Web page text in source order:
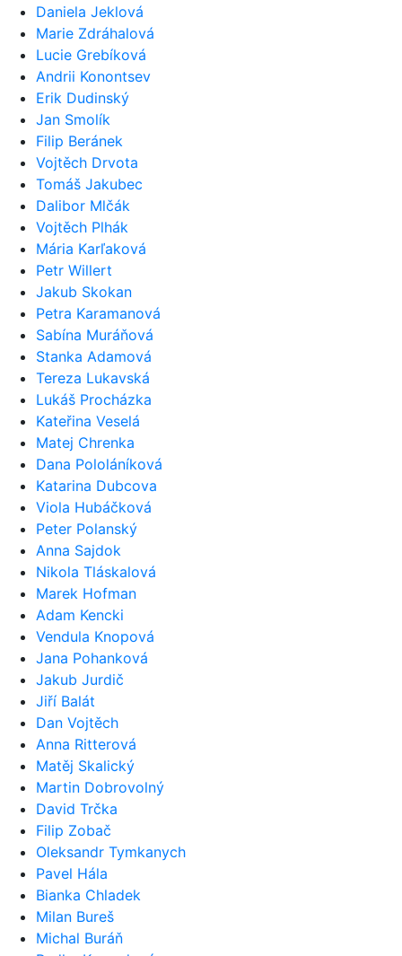
Daniela Jeklová
Marie Zdráhalová
Lucie Grebíková
Andrii Konontsev
Erik Dudinský
Jan Smolík
Filip Beránek
Vojtěch Drvota
Tomáš Jakubec
Dalibor Mlčák
Vojtěch Plhák
Mária Karľaková
Petr Willert
Jakub Skokan
Petra Karamanová
Sabína Muráňová
Stanka Adamová
Tereza Lukavská
Lukáš Procházka
Kateřina Veselá
Matej Chrenka
Dana Pololáníková
Katarina Dubcova
Viola Hubáčková
Peter Polanský
Anna Sajdok
Nikola Tláskalová
Marek Hofman
Adam Kencki
Vendula Knopová
Jana Pohanková
Jakub Jurdič
Jiří Balát
Dan Vojtěch
Anna Ritterová
Matěj Skalický
Martin Dobrovolný
David Trčka
Filip Zobač
Oleksandr Tymkanych
Pavel Hála
Bianka Chladek
Milan Bureš
Michal Buráň